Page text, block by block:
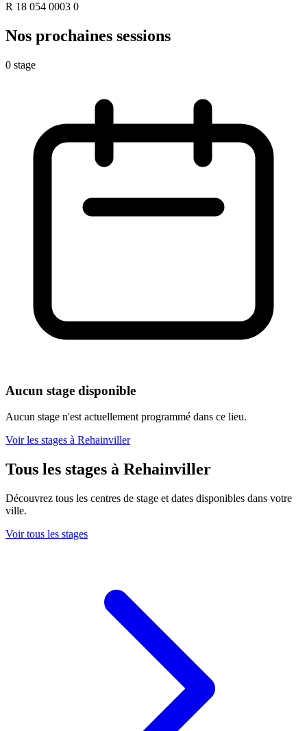
R 18 054 0003 0
Nos prochaines sessions
0 stage
Aucun stage disponible
Aucun stage n'est actuellement programmé dans ce lieu.
Voir les stages à Rehainviller
Tous les stages à Rehainviller
Découvrez tous les centres de stage et dates disponibles dans votre
ville.
Voir tous les stages